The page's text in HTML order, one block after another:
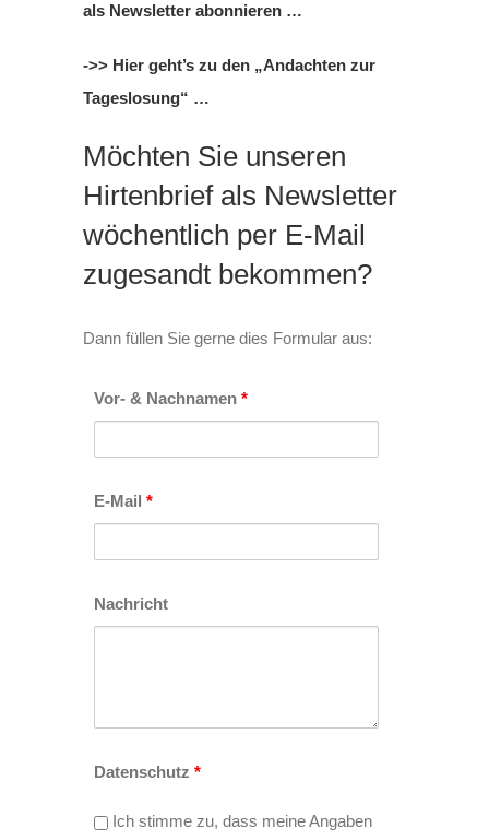
als Newsletter abonnieren …
->> Hier geht’s zu den „Andachten zur
Tageslosung“ …
Möchten Sie unseren
Hirtenbrief als Newsletter
wöchentlich per E-Mail
zugesandt bekommen?
Dann füllen Sie gerne dies Formular aus:
Vor- & Nachnamen*
E-Mail*
Nachricht
Datenschutz*
Ich stimme zu, dass meine Angaben